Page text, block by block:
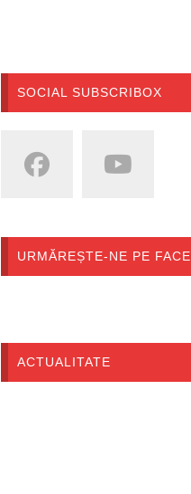
SOCIAL SUBSCRIBOX
URMĂREȘTE-NE PE
ACTUALITATE